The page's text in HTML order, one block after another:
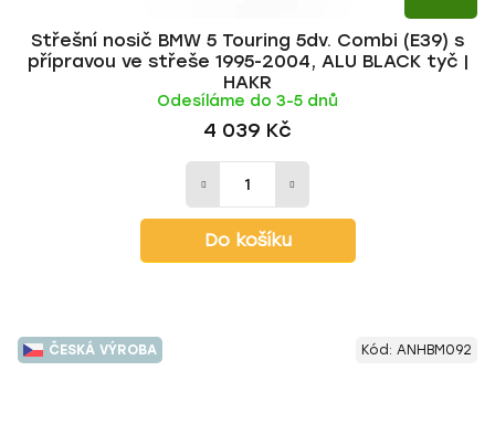
Střešní nosič BMW 5 Touring 5dv. Combi (E39) s
přípravou ve střeše 1995-2004, ALU BLACK tyč |
HAKR
Odesíláme do 3-5 dnů
4 039 Kč
Do košíku
ČESKÁ VÝROBA Kód: ANHBM092